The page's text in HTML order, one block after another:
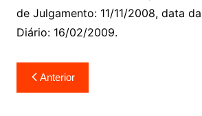
de Julgamento: 11/11/2008, data
Diário: 16/02/2009.
Navegação
de
Anterior